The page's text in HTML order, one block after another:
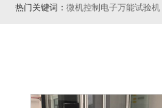
热门关键词： 微机控制电子万能试验机